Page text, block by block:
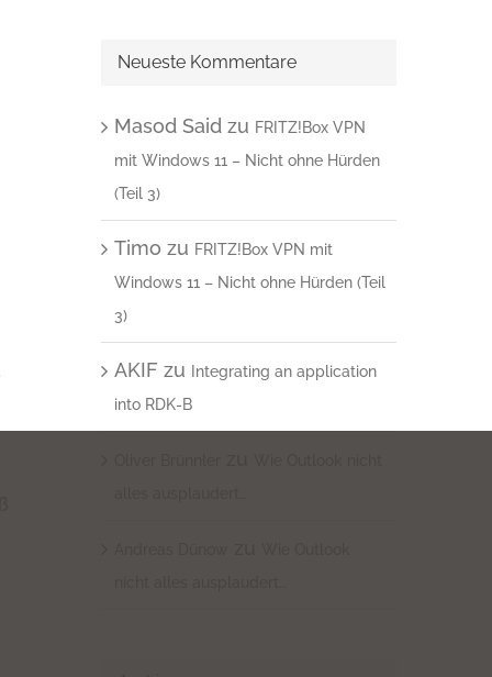
Neueste Kommentare
Masod Saidzu FRITZ!Box VPN
mit Windows 11 – Nicht ohne Hürden
(Teil 3)
Timo zu FRITZ!Box VPN mit
Windows 11 – Nicht ohne Hürden (Teil
3)
AKIF zu Integrating an application
into RDK-B